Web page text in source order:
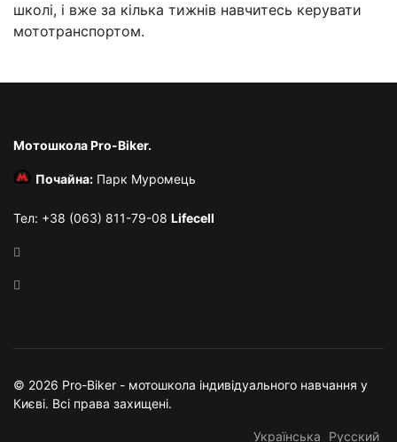
школі, і вже за кілька тижнів навчитесь керувати
мототранспортом.
Мотошкола Pro-Biker.
Почайна: Парк Муромець
Тел: +38 (063) 811-79-08 Lifecell
© 2026 Pro-Biker - мотошкола індивідуального навчання у
Києві. Всі права захищені.
Українська Русский